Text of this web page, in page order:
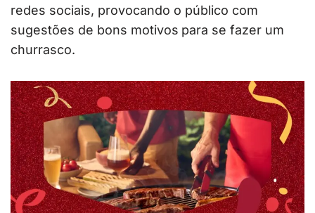
redes sociais, provocando o público com
sugestões de bons motivos para se fazer um
churrasco.